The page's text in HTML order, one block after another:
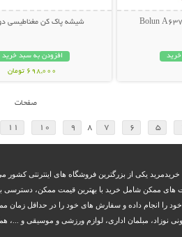
شیشه پاک کن مغناطیسی
افزودن به سبد خرید
698,000 تومان
صفحات
5
6
7
8
9
10
11
خریدمرید یکی از بزرگترین فروشگاه های اینترنتی
های ممکن شامل خرید با بهترین قیمت ممکن، دسترسی
خود را انجام داده و سفارش های خود را در حداقل زمان
مبلمان اداری، لوازم ورزشی و موسیقی و ...،